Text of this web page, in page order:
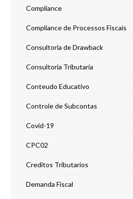
Compliance
Compliance de Processos Fiscais
Consultoria de Drawback
Consultoria Tributaria
Conteudo Educativo
Controle de Subcontas
Covid-19
CPC02
Creditos Tributarios
Demanda Fiscal